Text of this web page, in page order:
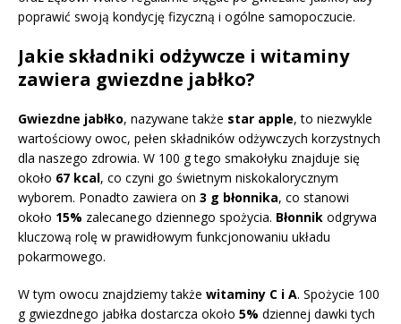
poprawić swoją kondycję fizyczną i ogólne samopoczucie.
Jakie składniki odżywcze i witaminy
zawiera gwiezdne jabłko?
Gwiezdne jabłko, nazywane także star apple, to niezwykle
wartościowy owoc, pełen składników odżywczych korzystnych
dla naszego zdrowia. W 100 g tego smakołyku znajduje się
około 67 kcal, co czyni go świetnym niskokalorycznym
wyborem. Ponadto zawiera on 3 g błonnika, co stanowi
około 15% zalecanego dziennego spożycia. Błonnik odgrywa
kluczową rolę w prawidłowym funkcjonowaniu układu
pokarmowego.
W tym owocu znajdziemy także witaminy C i A. Spożycie 100
g gwiezdnego jabłka dostarcza około 5% dziennej dawki tych